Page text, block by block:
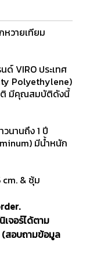
หวายเทียม
VIRO ประเทศ
Polyethylene)
ติ มีคุณสมบัติดังนี้
นานถึง 1 ปี
มีน้ำหนัก
cm. & ซุ้ม
จอร์ได้ตาม
(สอบถามข้อมูล